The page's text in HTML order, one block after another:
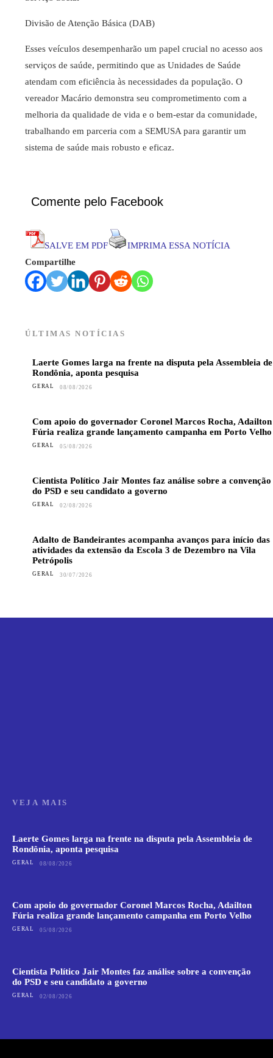
Divisão de Atenção Básica (DAB)
Esses veículos desempenharão um papel crucial no acesso aos
serviços de saúde, permitindo que as Unidades de Saúde
atendam com eficiência às necessidades da população. O
vereador Macário demonstra seu comprometimento com a
melhoria da qualidade de vida e o bem-estar da comunidade,
trabalhando em parceria com a SEMUSA para garantir um
sistema de saúde mais robusto e eficaz.
Comente pelo Facebook
SALVE EM PDF
IMPRIMA ESSA NOTÍCIA
Compartilhe
ÚLTIMAS NOTÍCIAS
Laerte Gomes larga na frente na disputa pela Assembleia de
Rondônia, aponta pesquisa
GERAL 08/08/2026
Com apoio do governador Coronel Marcos Rocha, Adailton
Fúria realiza grande lançamento campanha em Porto Velho
GERAL 05/08/2026
Cientista Político Jair Montes faz análise sobre a convenção
do PSD e seu candidato a governo
GERAL 02/08/2026
Adalto de Bandeirantes acompanha avanços para início das
atividades da extensão da Escola 3 de Dezembro na Vila
Petrópolis
GERAL 30/07/2026
VEJA MAIS
Laerte Gomes larga na frente na disputa pela Assembleia de
Rondônia, aponta pesquisa
GERAL 08/08/2026
Com apoio do governador Coronel Marcos Rocha, Adailton
Fúria realiza grande lançamento campanha em Porto Velho
GERAL 05/08/2026
Cientista Político Jair Montes faz análise sobre a convenção
do PSD e seu candidato a governo
GERAL 02/08/2026